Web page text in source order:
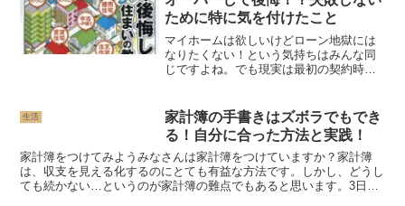
ために特に気を付けたこと
マイホームは欲しいけどローン地獄には
なりたくない！という気持ちはみんな同
じですよね。でも現実は最初の契約時よ
は最初の契約時とほとんど変わらない金
額でマイホームを手に入れ...
生活
家計簿の手書きはズボラでもでき
る！自分に合った方法と実践！
家計簿をつけてみようみなさんは家計簿をつけていますか？家計簿
は、収支を見える化するのにとても有益な方法です。しかし、どうし
ても続かない…というのが家計簿の難点でもあると思います。3日坊